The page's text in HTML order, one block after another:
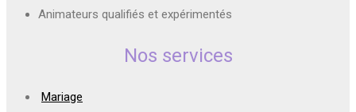
Animateurs qualifiés et expérimentés
Nos services
Mariage